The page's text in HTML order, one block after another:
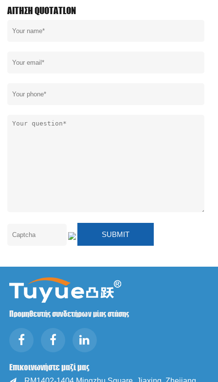
ΑΊΤΗΣΗ QUOTATLON
Προμηθευτής συνδετήρων μίας στάσης
Επικοινωνήστε μαζί μας